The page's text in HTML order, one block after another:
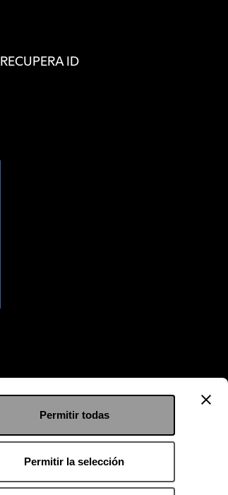
Permitir todas
Permitir la selección
RECUPERA ID